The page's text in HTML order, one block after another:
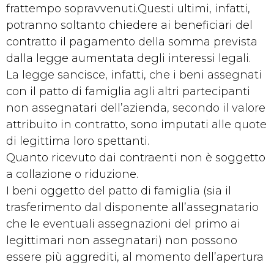
frattempo sopravvenuti.Questi ultimi, infatti,
potranno soltanto chiedere ai beneficiari del
contratto il pagamento della somma prevista
dalla legge aumentata degli interessi legali.
La legge sancisce, infatti, che i beni assegnati
con il patto di famiglia agli altri partecipanti
non assegnatari dell’azienda, secondo il valore
attribuito in contratto, sono imputati alle quote
di legittima loro spettanti.
Quanto ricevuto dai contraenti non è soggetto
a collazione o riduzione.
I beni oggetto del patto di famiglia (sia il
trasferimento dal disponente all’assegnatario
che le eventuali assegnazioni del primo ai
legittimari non assegnatari) non possono
essere più aggrediti, al momento dell’apertura